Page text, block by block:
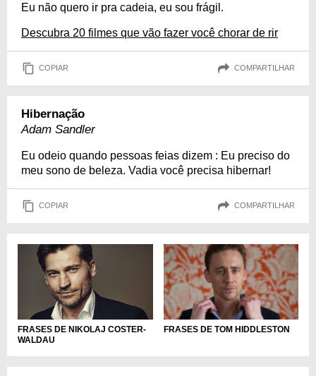
Eu não quero ir pra cadeia, eu sou frágil.
Descubra 20 filmes que vão fazer você chorar de rir
COPIAR COMPARTILHAR
Hibernação
Adam Sandler
Eu odeio quando pessoas feias dizem : Eu preciso do
meu sono de beleza. Vadia você precisa hibernar!
COPIAR COMPARTILHAR
FRASES DE NIKOLAJ COSTER-
WALDAU
FRASES DE TOM HIDDLESTON